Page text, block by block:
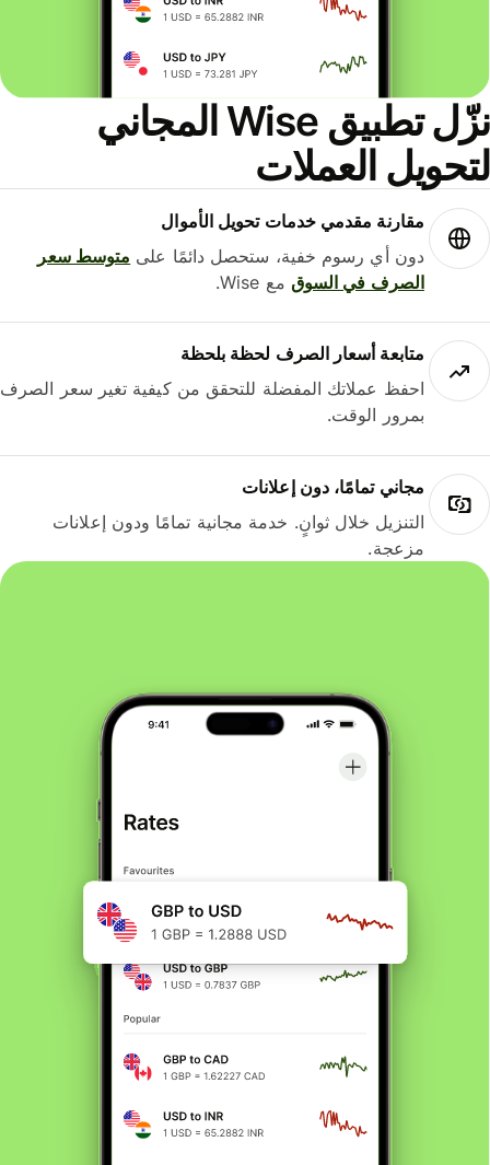
نزّل تطبيق Wise المجاني
العملات
مقارنة مقدمي خدمات تحويل الأموال
دون أي رسوم خفية، ستحصل دائمًا علىمتوسط ​​سعر
الصرف في السوقمع Wise.
متابعة أسعار الصرف لحظة بلحظة
احفظ عملاتك المفضلة للتحقق من كيفية تغير سعر الصرف
بمرور الوقت.
مجاني تمامًا، دون إعلانات
التنزيل خلال ثوانٍ. خدمة مجانية تمامًا ودون إعلانات
مزعجة.